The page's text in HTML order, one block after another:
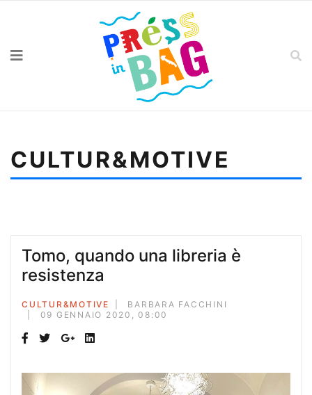
CULTUR&MOTIVE
Tomo, quando una libreria è
resistenza
CULTUR&MOTIVE
BARBARA FACCHINI
09 GENNAIO 2020, 08:00